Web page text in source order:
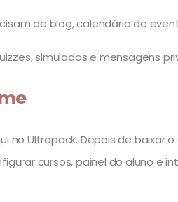
de blog, calendário de
simulados e mensagens
no Ultrapack. Depois de baixar
cursos, painel do aluno